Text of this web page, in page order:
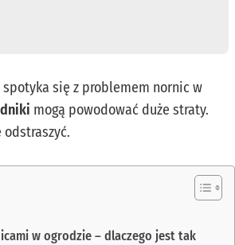
się z problemem nornic w
mogą powodować duże straty.
odstraszyć.
w ogrodzie – dlaczego jest tak